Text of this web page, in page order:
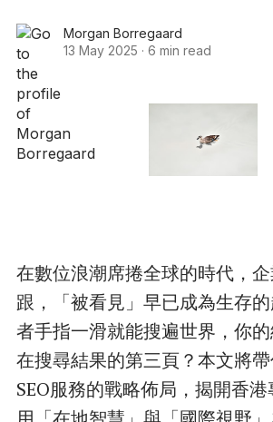
Morgan Borregaard
13 May 2025 · 6 min read
在數位浪潮席捲全球的時代，
跟，「被看見」早已成為生存
者手指一滑就能搜遍世界，你
在搜尋結果的第三頁？本文將
SEO服務的戰略佈局，揭開香